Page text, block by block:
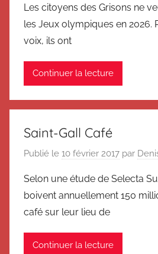
Les citoyens des Grisons ne
les Jeux olympiques en 2026.
voix, ils ont
Continuer la lecture
Saint-Gall Café
Publié le 10 février 2017 par
Selon une étude de Selecta
boivent annuellement 150
café sur leur lieu de
Continuer la lecture